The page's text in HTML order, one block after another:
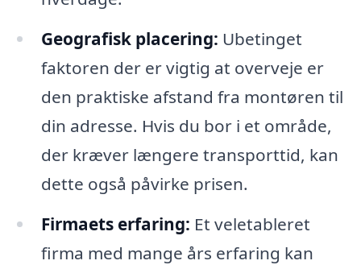
Geografisk placering: Ubetinget
faktoren der er vigtig at overveje er
den praktiske afstand fra montøren til
din adresse. Hvis du bor i et område,
der kræver længere transporttid, kan
dette også påvirke prisen.
Firmaets erfaring: Et veletableret
firma med mange års erfaring kan